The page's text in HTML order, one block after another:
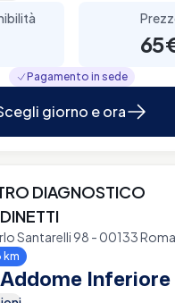
Pagamento in sede
giorno e ora
DIAGNOSTICO
Santarelli 98 - 00133 Roma
km
Inferiore